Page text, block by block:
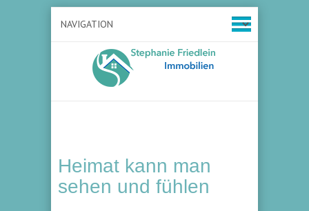
Heimat kann man
sehen und fühlen